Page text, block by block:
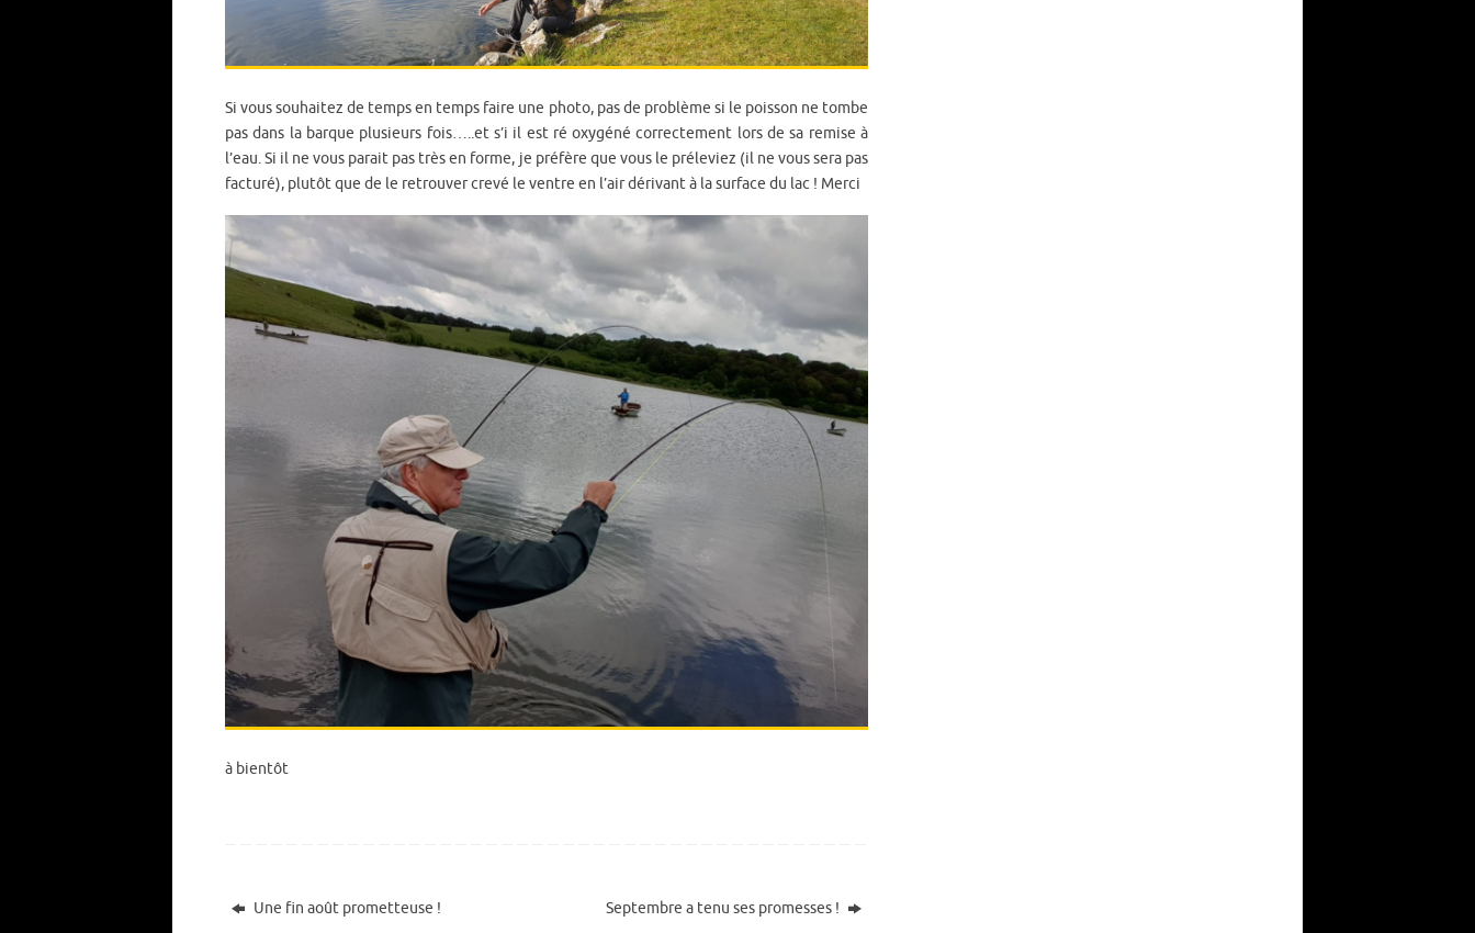
Si vous souhaitez de temps en temps faire une photo, pas de problème si le poisson ne tombe
pas dans la barque plusieurs fois…..et s’i il est ré oxygéné correctement lors de sa remise à
l’eau. Si il ne vous parait pas très en forme, je préfère que vous le préleviez (il ne vous sera pas
facturé), plutôt que de le retrouver crevé le ventre en l’air dérivant à la surface du lac ! Merci
à bientôt
Une fin août prometteuse ! Septembre a tenu ses promesses !